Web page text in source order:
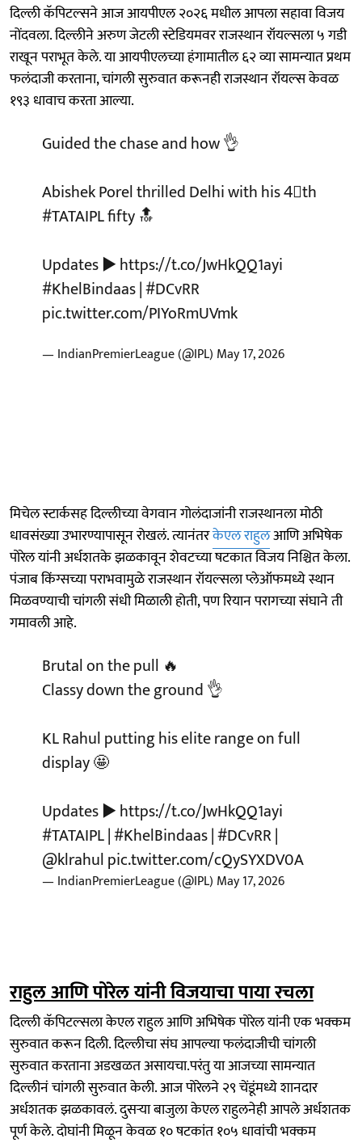
दिल्ली कॅपिटल्सने आज आयपीएल २०२६ मधील आपला सहावा विजय
नोंदवला. दिल्लीने अरुण जेटली स्टेडियमवर राजस्थान रॉयल्सला ५ गडी
राखून पराभूत केले. या आयपीएलच्या हंगामातील ६२ व्या सामन्यात प्रथम
फलंदाजी करताना, चांगली सुरुवात करूनही राजस्थान रॉयल्स केवळ
१९३ धावाच करता आल्या.
Guided the chase and how 👌
Abishek Porel thrilled Delhi with his 4⃣th
#TATAIPLfifty 🔝
Updates ▶️https://t.co/JwHkQQ1ayi
#KhelBindaas|#DCvRR
pic.twitter.com/PIYoRmUVmk
— IndianPremierLeague (@IPL) May 17, 2026
मिचेल स्टार्कसह दिल्लीच्या वेगवान गोलंदाजांनी राजस्थानला मोठी
धावसंख्या उभारण्यापासून रोखलं. त्यानंतरकेएल राहुलआणि अभिषेक
पोरेल यांनी अर्धशतके झळकावून शेवटच्या षटकात विजय निश्चित केला.
पंजाब किंग्सच्या पराभवामुळे राजस्थान रॉयल्सला प्लेऑफमध्ये स्थान
मिळवण्याची चांगली संधी मिळाली होती, पण रियान परागच्या संघाने ती
गमावली आहे.
Brutal on the pull 🔥
Classy down the ground 👌
KL Rahul putting his elite range on full
display 🤩
Updates ▶️https://t.co/JwHkQQ1ayi
#TATAIPL|#KhelBindaas|#DCvRR|
@klrahulpic.twitter.com/cQySYXDV0A
— IndianPremierLeague (@IPL) May 17, 2026
राहुल आणि पोरेल यांनी विजयाचा पाया रचला
दिल्ली कॅपिटल्सला केएल राहुल आणि अभिषेक पोरेल यांनी एक भक्कम
सुरुवात करून दिली. दिल्लीचा संघ आपल्या फलंदाजीची चांगली
सुरुवात करताना अडखळत असायचा.परंतु या आजच्या सामन्यात
दिल्लीनं चांगली सुरुवात केली. आज पोरेलने २९ चेंडूंमध्ये शानदार
अर्धशतक झळकावलं. दुसऱ्या बाजुला केएल राहुलनेही आपले अर्धशतक
पूर्ण केले. दोघांनी मिळून केवळ १० षटकांत १०५ धावांची भक्कम